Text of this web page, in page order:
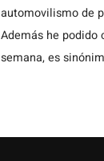
automovilismo de
Además he podido
semana, es